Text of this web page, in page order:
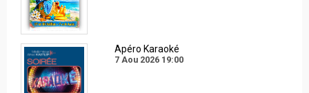
Apéro Karaoké
7 Aou 2026 19:00